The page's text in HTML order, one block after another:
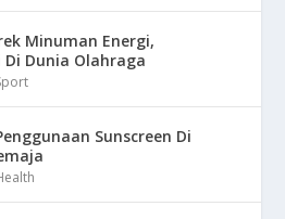
Minuman Energi,
Di Dunia Olahraga
Sunscreen Di